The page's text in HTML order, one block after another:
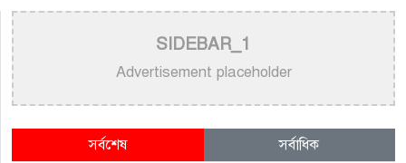
SIDEBAR_1
Advertisement placeholder
সর্বশেষ সর্বাধিক